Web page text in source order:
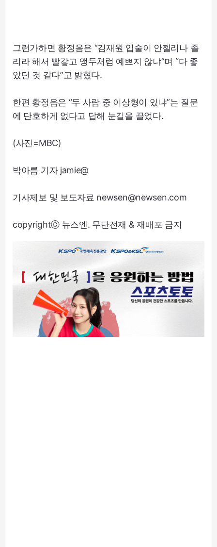
그런가하면 황정음은 “김재원 입술이 안젤리나 졸
리라 해서 빨갛고 앵두처럼 예쁘지 않냐”며 “다 좋
았던 것 같다”고 밝혔다.
한편 황정음은 “두 사람 중 이상형이 있냐”는 질문
에 단호하게 없다고 답해 눈길을 끌었다.
(사진=MBC)
박아름 기자 jamie@
기사제보 및 보도자료 newsen@newsen.com
copyrightⓒ 뉴스엔. 무단전재 & 재배포 금지